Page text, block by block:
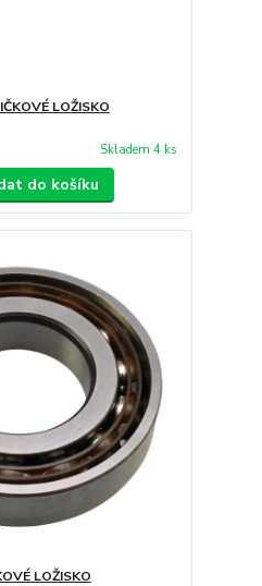
LOŽISKO
Skladem 4 ks
do košíku
LOŽISKO